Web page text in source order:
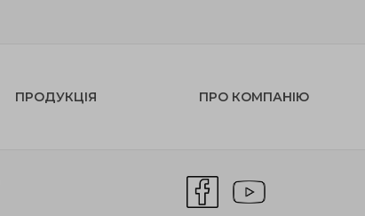
ПРОДУКЦІЯ ПРО КОМПАНІЮ